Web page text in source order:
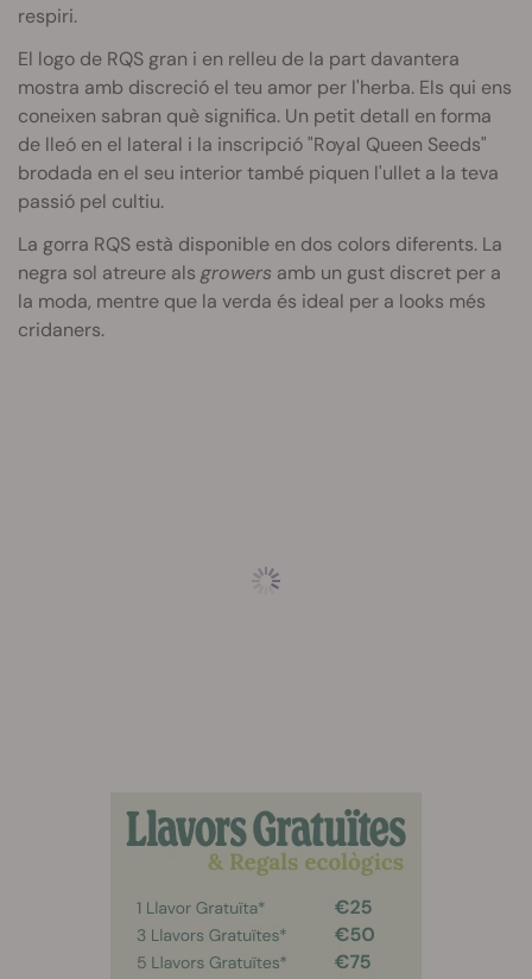
respiri.
El logo de RQS gran i en relleu de la part davantera
mostra amb discreció el teu amor per l'herba. Els qui ens
coneixen sabran què significa. Un petit detall en forma
de lleó en el lateral i la inscripció "Royal Queen Seeds"
brodada en el seu interior també piquen l'ullet a la teva
passió pel cultiu.
La gorra RQS està disponible en dos colors diferents. La
negra sol atreure als growers amb un gust discret per a
la moda, mentre que la verda és ideal per a looks més
cridaners.